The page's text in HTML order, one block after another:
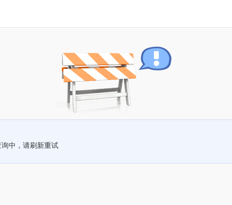
中，请刷新重试